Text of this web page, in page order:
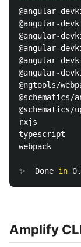
@angular-
@angular-
@angular-
@angular-
@angular-
@angular-
@ngtools/
rxjs
typescript
webpack
✨  Done in
Amplify